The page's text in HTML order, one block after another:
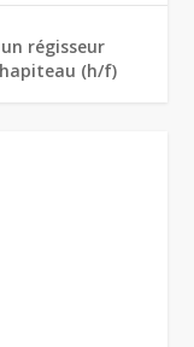
régisseur
(h/f)